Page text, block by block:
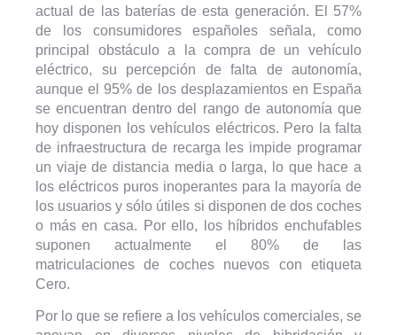
actual de las baterías de esta generación. El 57%
de los consumidores españoles señala, como
principal obstáculo a la compra de un vehículo
eléctrico, su percepción de falta de autonomía,
aunque el 95% de los desplazamientos en España
se encuentran dentro del rango de autonomía que
hoy disponen los vehículos eléctricos. Pero la falta
de infraestructura de recarga les impide programar
un viaje de distancia media o larga, lo que hace a
los eléctricos puros inoperantes para la mayoría de
los usuarios y sólo útiles si disponen de dos coches
o más en casa. Por ello, los híbridos enchufables
suponen actualmente el 80% de las
matriculaciones de coches nuevos con etiqueta
Cero.
Por lo que se refiere a los vehículos comerciales, se